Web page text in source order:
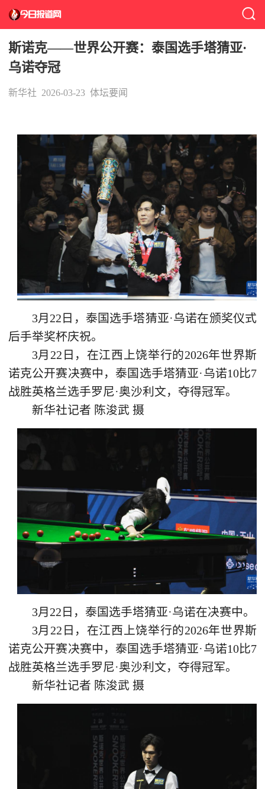
斯诺克——世界公开赛：泰国选手塔猜亚·
乌诺夺冠
新华社 2026-03-23 体坛要闻
3月22日，泰国选手塔猜亚·乌诺在颁奖仪式
后手举奖杯庆祝。
3月22日，在江西上饶举行的2026年世界斯
诺克公开赛决赛中，泰国选手塔猜亚·乌诺10比7
战胜英格兰选手罗尼·奥沙利文，夺得冠军。
新华社记者 陈浚武 摄
3月22日，泰国选手塔猜亚·乌诺在决赛中。
3月22日，在江西上饶举行的2026年世界斯
诺克公开赛决赛中，泰国选手塔猜亚·乌诺10比7
战胜英格兰选手罗尼·奥沙利文，夺得冠军。
新华社记者 陈浚武 摄